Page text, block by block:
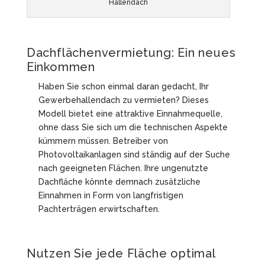
Hallendach
Dachflächenvermietung: Ein neues
Einkommen
Haben Sie schon einmal daran gedacht, Ihr
Gewerbehallendach zu vermieten? Dieses
Modell bietet eine attraktive Einnahmequelle,
ohne dass Sie sich um die technischen Aspekte
kümmern müssen. Betreiber von
Photovoltaikanlagen sind ständig auf der Suche
nach geeigneten Flächen. Ihre ungenutzte
Dachfläche könnte demnach zusätzliche
Einnahmen in Form von langfristigen
Pachterträgen erwirtschaften.
Nutzen Sie jede Fläche optimal